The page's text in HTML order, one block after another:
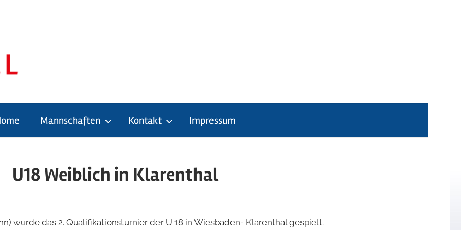
Mannschaften Kontakt Impressum
U18 Weiblich in Klarenthal
wurde das 2. Qualifikationsturnier der U 18 in Wiesbaden- Klarenthal gespielt.